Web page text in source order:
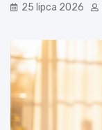
25 lipca 2026